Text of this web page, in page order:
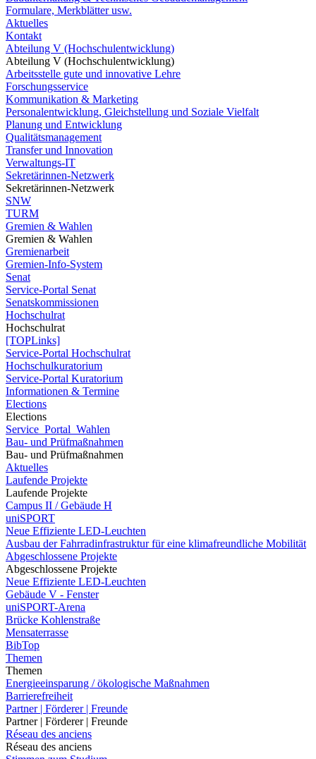
Formulare, Merkblätter usw.
Aktuelles
Kontakt
Abteilung V (Hochschulentwicklung)
Abteilung V (Hochschulentwicklung)
Arbeitsstelle gute und innovative Lehre
Forschungsservice
Kommunikation & Marketing
Personalentwicklung, Gleichstellung und Soziale Vielfalt
Planung und Entwicklung
Qualitätsmanagement
Transfer und Innovation
Verwaltungs-IT
Sekretärinnen-Netzwerk
Sekretärinnen-Netzwerk
SNW
TURM
Gremien & Wahlen
Gremien & Wahlen
Gremienarbeit
Gremien-Info-System
Senat
Service-Portal Senat
Senatskommissionen
Hochschulrat
Hochschulrat
[TOPLinks]
Service-Portal Hochschulrat
Hochschulkuratorium
Service-Portal Kuratorium
Informationen & Termine
Elections
Elections
Service_Portal_Wahlen
Bau- und Prüfmaßnahmen
Bau- und Prüfmaßnahmen
Aktuelles
Laufende Projekte
Laufende Projekte
Campus II / Gebäude H
uniSPORT
Neue Effiziente LED-Leuchten
Ausbau der Fahrradinfrastruktur für eine klimafreundliche Mobilität
Abgeschlossene Projekte
Abgeschlossene Projekte
Neue Effiziente LED-Leuchten
Gebäude V - Fenster
uniSPORT-Arena
Brücke Kohlenstraße
Mensaterrasse
BibTop
Themen
Themen
Energieeinsparung / ökologische Maßnahmen
Barrierefreiheit
Partner | Förderer | Freunde
Partner | Förderer | Freunde
Réseau des anciens
Réseau des anciens